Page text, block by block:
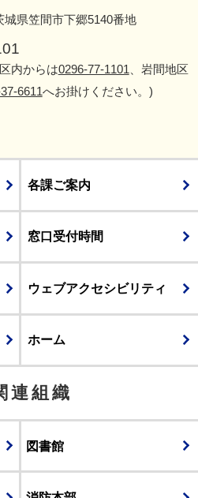
城県笠間市下郷5140番地
内からは0296-77-1101 、岩間地区
6611へお掛けください。)
各課ご案内
窓口受付時間
ウェブアクセシビリティ
ホーム
連組織
図書館